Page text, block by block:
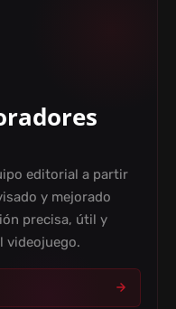
editorial a partir
y mejorado
precisa, útil y
videojuego.